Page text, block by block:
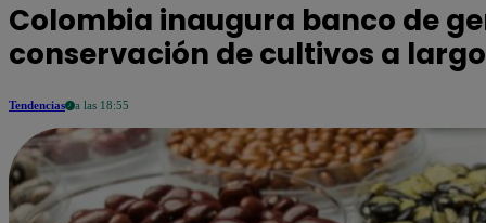
Colombia inaugura banco de
conservación de cultivos a
Tendencias a las 18:55